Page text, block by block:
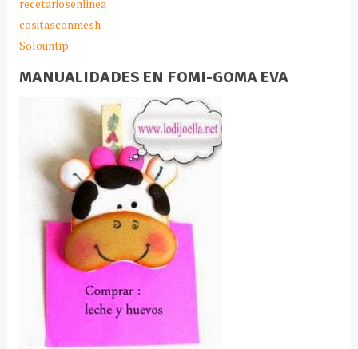
recetariosenlinea
cositasconmesh
Solountip
MANUALIDADES EN FOMI-GOMA EVA